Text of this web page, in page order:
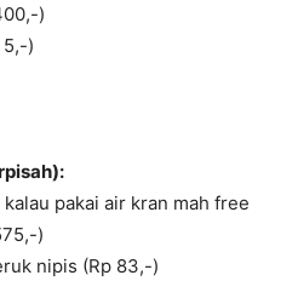
)
5,-)
pakai air kran mah free
)
nipis (Rp 83,-)